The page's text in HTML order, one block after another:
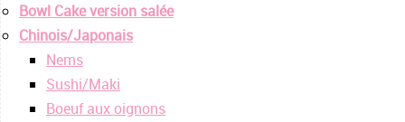
Bowl Cake version salée
Chinois/Japonais
Nems
Sushi/Maki
Boeuf aux oignons